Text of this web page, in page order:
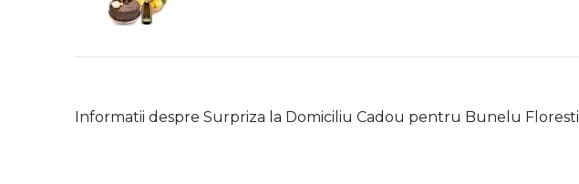
Informatii despre Surpriza la Domiciliu Cadou pentru Bunelu Floresti